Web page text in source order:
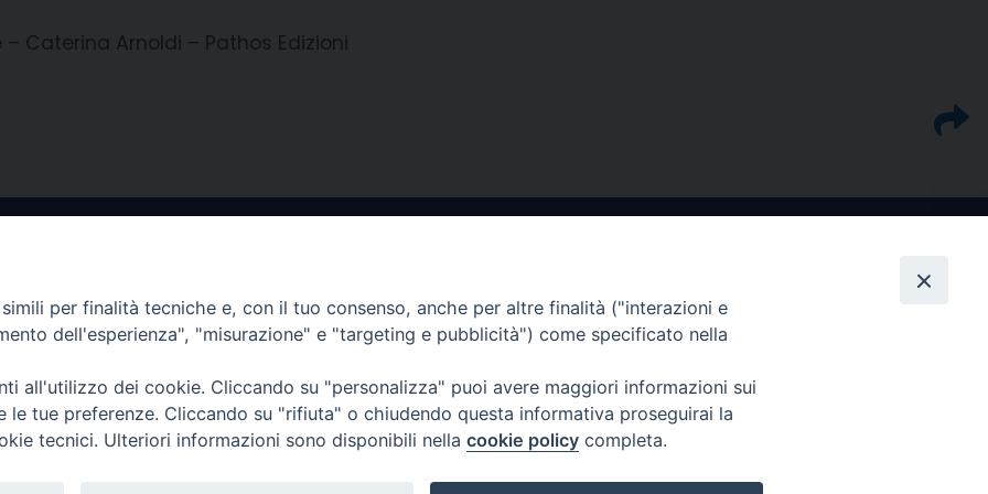
Caterina Arnoldi – Pathos Edizioni
salvaguardare i valori e i
famiglia il diritto di
I SERVIZI che offriamo
per finalità tecniche e, con il tuo consenso, anche per altre finalità ("interazioni e
dell'esperienza", "misurazione" e "targeting e pubblicità") come specificato nella
all'utilizzo dei cookie. Cliccando su "personalizza" puoi avere maggiori informazioni sui
le tue preferenze. Cliccando su "rifiuta" o chiudendo questa informativa proseguirai la
tecnici. Ulteriori informazioni sono disponibili nella cookie policy completa.